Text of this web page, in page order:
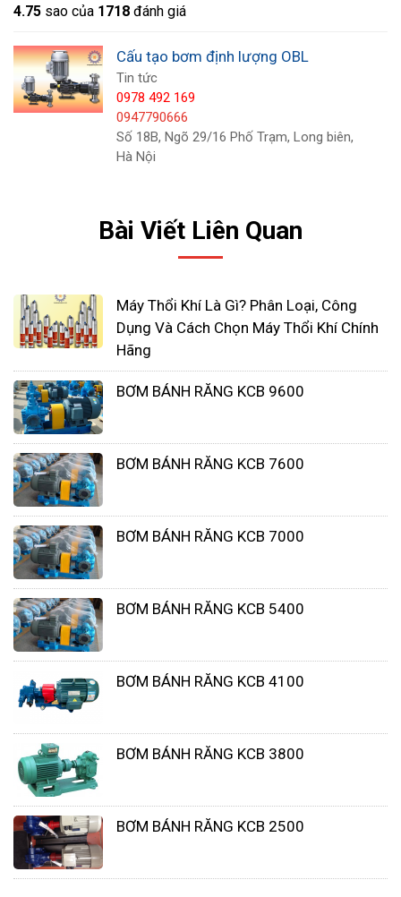
bền và khả năng chịu hóa chất của máy.
Kích thước và trọng lượng: Thông số này giúp
người dùng biết được kích thước tổng thể
của máy bơm định lượng OBL cũng như trọng
lượng của máy, từ đó có thể tính toán về việc
lắp đặt và vận chuyển máy.
Nhiệt độ làm việc: Đây là thông số quan trọng
để xác định phạm vi nhiệt độ mà máy bơm
có thể hoạt động hiệu quả.
Bảo vệ quá tải: Máy bơm định lượng OBL
thường được trang bị các cơ chế bảo vệ quá
tải để đảm bảo an toàn khi sử dụng, thông số
này sẽ mô tả cách thức hoạt động của cơ
chế bảo vệ này.
4.75 sao của 1718 đánh giá
Cấu tạo bơm định lượng OBL
Tin tức
0978 492 169
0947790666
Số 18B, Ngõ 29/16 Phố Trạm, Long biên,
Hà Nội
Bài Viết Liên Quan
Máy Thổi Khí Là Gì? Phân Loại, Công
Dụng Và Cách Chọn Máy Thổi Khí Chính
Hãng
BƠM BÁNH RĂNG KCB 9600
BƠM BÁNH RĂNG KCB 7600
BƠM BÁNH RĂNG KCB 7000
BƠM BÁNH RĂNG KCB 5400
BƠM BÁNH RĂNG KCB 4100
BƠM BÁNH RĂNG KCB 3800
BƠM BÁNH RĂNG KCB 2500